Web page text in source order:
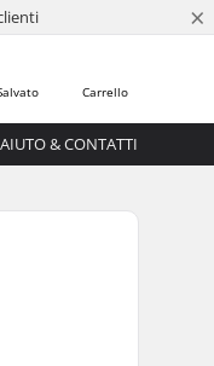
×
Carrello
AIUTO & CONTATTI